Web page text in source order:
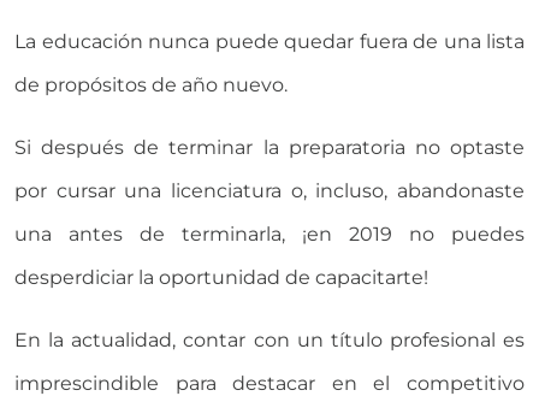
La educación nunca puede quedar fuera de una lista
de propósitos de año nuevo.
Si después de terminar la preparatoria no optaste
por cursar una licenciatura o, incluso, abandonaste
una antes de terminarla, ¡en 2019 no puedes
desperdiciar la oportunidad de capacitarte!
En la actualidad, contar con un título profesional es
imprescindible para destacar en el competitivo